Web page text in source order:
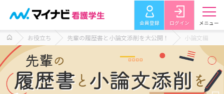
会員登録 ログイン メニュー
お役立ち 先輩の履歴書と小論文添削を大公開！ 小論文編